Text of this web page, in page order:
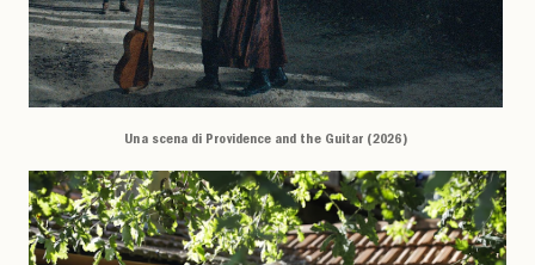
Una scena di Providence and the Guitar (2026)